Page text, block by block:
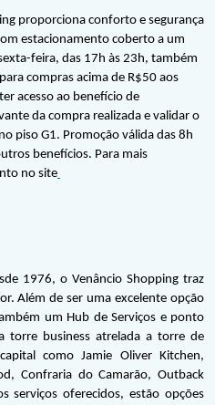
proporciona conforto e segurança
estacionamento coberto a um
feira, das 17h às 23h, também
compras acima de R$50 aos
acesso ao benefício de
da compra realizada e validar o
piso G1. Promoção válida das 8h
benefícios. Para mais
no site
1976, o Venâncio Shopping traz
Além de ser uma excelente opção
um Hub de Serviços e ponto
torre business atrelada a torre de
como Jamie Oliver Kitchen,
Confraria do Camarão, Outback
serviços oferecidos, estão opções